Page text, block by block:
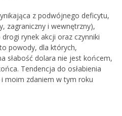
z podwójnego deficytu,
zagraniczny i wewnętrzny),
rynek akcji oraz czynniki
powody, dla których,
słabość dolara nie jest końcem,
Tendencja do osłabienia
moim zdaniem w tym roku